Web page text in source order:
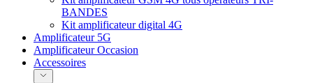
BANDES
Kit amplificateur digital 4G
Amplificateur 5G
Amplificateur Occasion
Accessoires